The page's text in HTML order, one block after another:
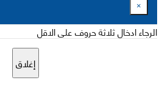
×
الرجاء ادخال ثلاثة حروف على الاقل
إغلاق